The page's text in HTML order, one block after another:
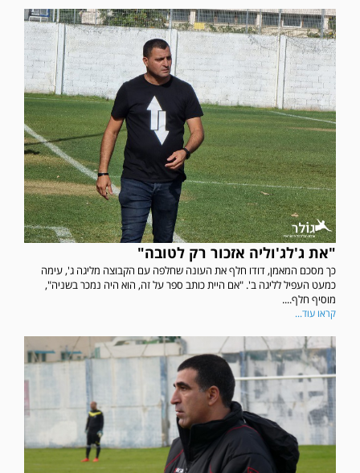
"את ג'לג'וליה אזכור רק לטובה"
כך מסכם המאמן, דודו חלף את העונה שחלפה עם הקבוצה מליגה ג', עימה
כמעט העפיל לליגה ב'. "אם היית כותב ספר על זה, הוא היה נמכר בשניה",
מוסיף חלף....
קראו עוד...